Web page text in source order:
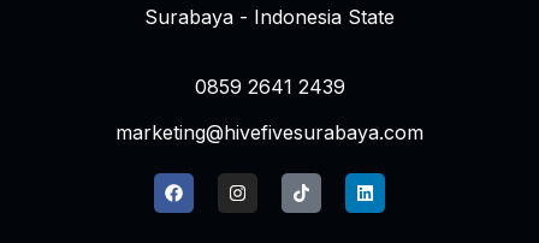
Surabaya - Indonesia State
0859 2641 2439
marketing@hivefivesurabaya.com